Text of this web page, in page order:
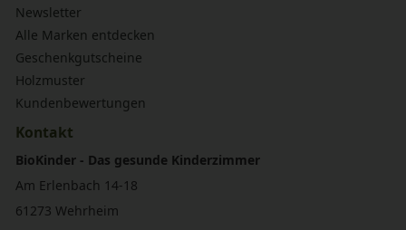
Newsletter
Alle Marken entdecken
Geschenkgutscheine
Holzmuster
Kundenbewertungen
Kontakt
BioKinder - Das gesunde Kinderzimmer
Am Erlenbach 14-18
61273 Wehrheim